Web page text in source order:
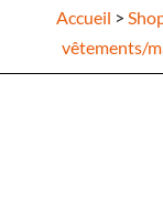
Accueil >
vêtements/